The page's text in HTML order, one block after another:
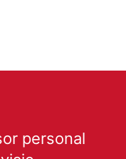
personal